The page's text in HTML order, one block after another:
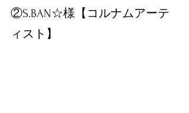
②S.BAN☆様【コルナムアーテ
ィスト】